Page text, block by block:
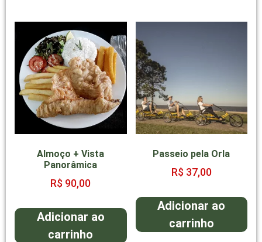
Almoço + Vista
Panorâmica
R$ 90,00
Adicionar ao
carrinho
Passeio pela Orla
R$ 37,00
Adicionar ao
carrinho